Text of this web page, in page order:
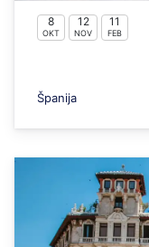
8
OKT
12
NOV
11
FEB
Španija